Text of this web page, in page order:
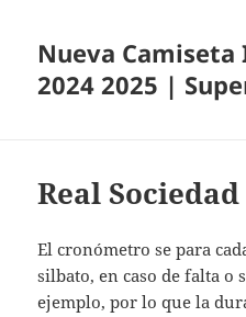
Nueva
2024 2025 |
Real
El cronómetro se para
silbato, en caso de falta o
ejemplo, por lo que la